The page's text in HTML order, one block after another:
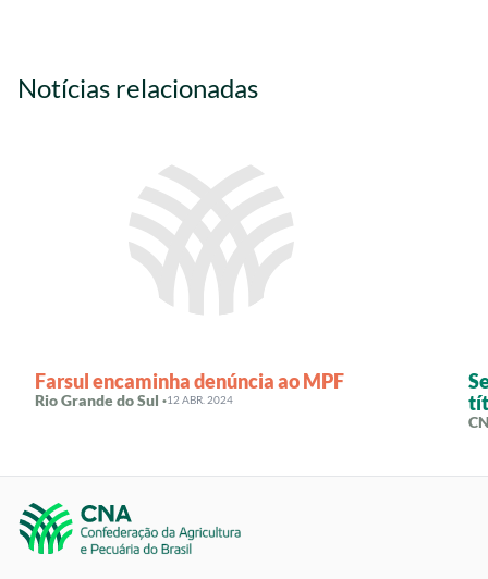
Notícias relacionadas
Farsul encaminha denúncia ao MPF
Rio Grande do Sul ·12 ABR. 2024